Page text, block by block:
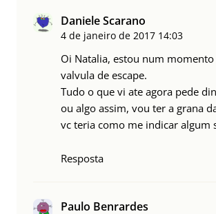
Daniele Scarano
4 de janeiro de 2017 14:03
Oi Natalia, estou num
valvula de escape.
Tudo o que vi ate agora pede
ou algo assim, vou ter a grana
vc teria como me indicar algum
Resposta
Paulo Benrardes